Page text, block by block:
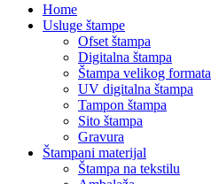
Home
Usluge štampe
Ofset štampa
Digitalna štampa
Štampa velikog formata
UV digitalna štampa
Tampon štampa
Sito štampa
Gravura
Štampani materijal
Štampa na tekstilu